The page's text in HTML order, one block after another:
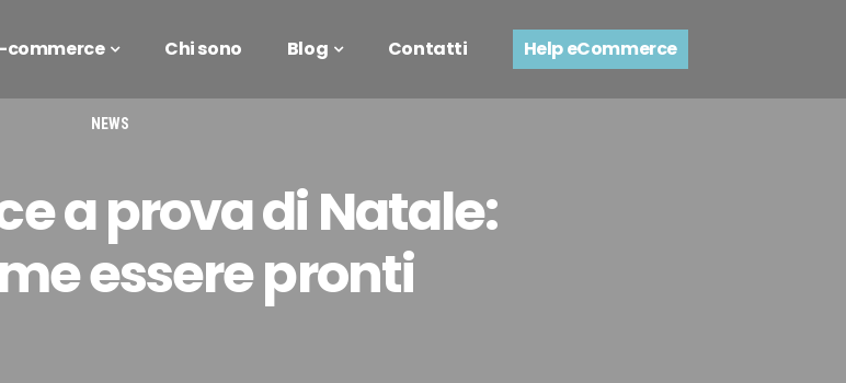
commerce Chi sono Blog Contatti Help eCommerce
NEWS
a prova di Natale:
essere pronti